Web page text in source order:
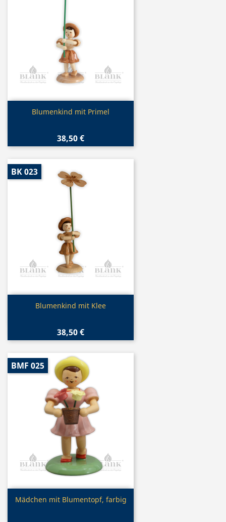
Vorschau
Blumenkind mit Primel
38,50 €
Vorschau
Blumenkind mit Klee
38,50 €
BK 023
Vorschau
Mädchen mit Blumentopf, farbig
BMF 025